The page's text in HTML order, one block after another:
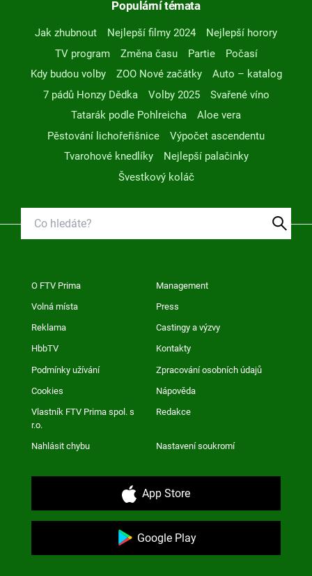
Populární témata
Jak zhubnout Nejlepší filmy 2024
Nejlepší horory
TV program
Změna času Partie
Počasí
Kdy budou volby
ZOO Nové začátky
Auto – katalog
7 pádů Honzy Dědka
Volby 2025
Svařené víno
Tatarák podle Pohlreicha
Aloe vera
Pěstování lichořeřišnice
Výpočet ascendentu
Tvarohové knedlíky
Nejlepší palačinky
Švestkový koláč
O FTV Prima Management
Volná místa Press
Reklama Castingy a výzvy
HbbTV Kontakty
Podmínky užívání Zpracování osobních údajů
Cookies Nápověda
Vlastník FTV Prima spol. s
r.o.
Redakce
Nahlásit chybu Nastavení soukromí
App Store
Google Play